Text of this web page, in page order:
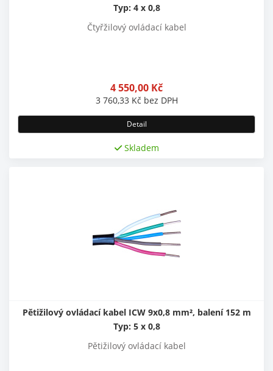
Typ: 4 x 0,8
Čtyřžilový ovládací kabel
4 550,00 Kč
3 760,33 Kč bez DPH
Detail
Skladem
Pětižilový ovládací kabel ICW 9x0,8 mm², balení 152 m
Typ: 5 x 0,8
Pětižilový ovládací kabel